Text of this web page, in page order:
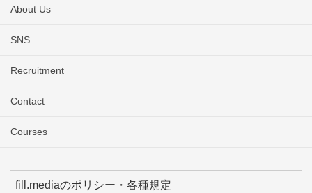
About Us
SNS
Recruitment
Contact
Courses
fill.mediaのポリシー・各種規定